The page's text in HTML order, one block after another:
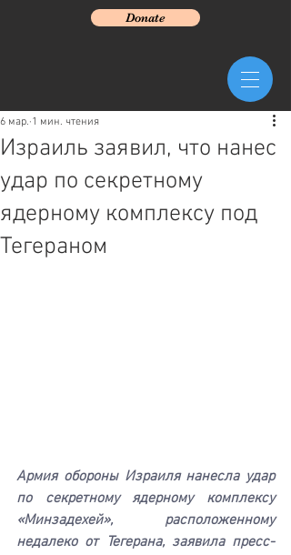
Donate
Израиль заявил, что нанес
удар по секретному
ядерному комплексу под
Тегераном
6 мар. 1 мин. чтения
Армия обороны Израиля нанесла удар
по секретному ядерному комплексу
«Минзадехей», расположенному
недалеко от Тегерана, заявила пресс-